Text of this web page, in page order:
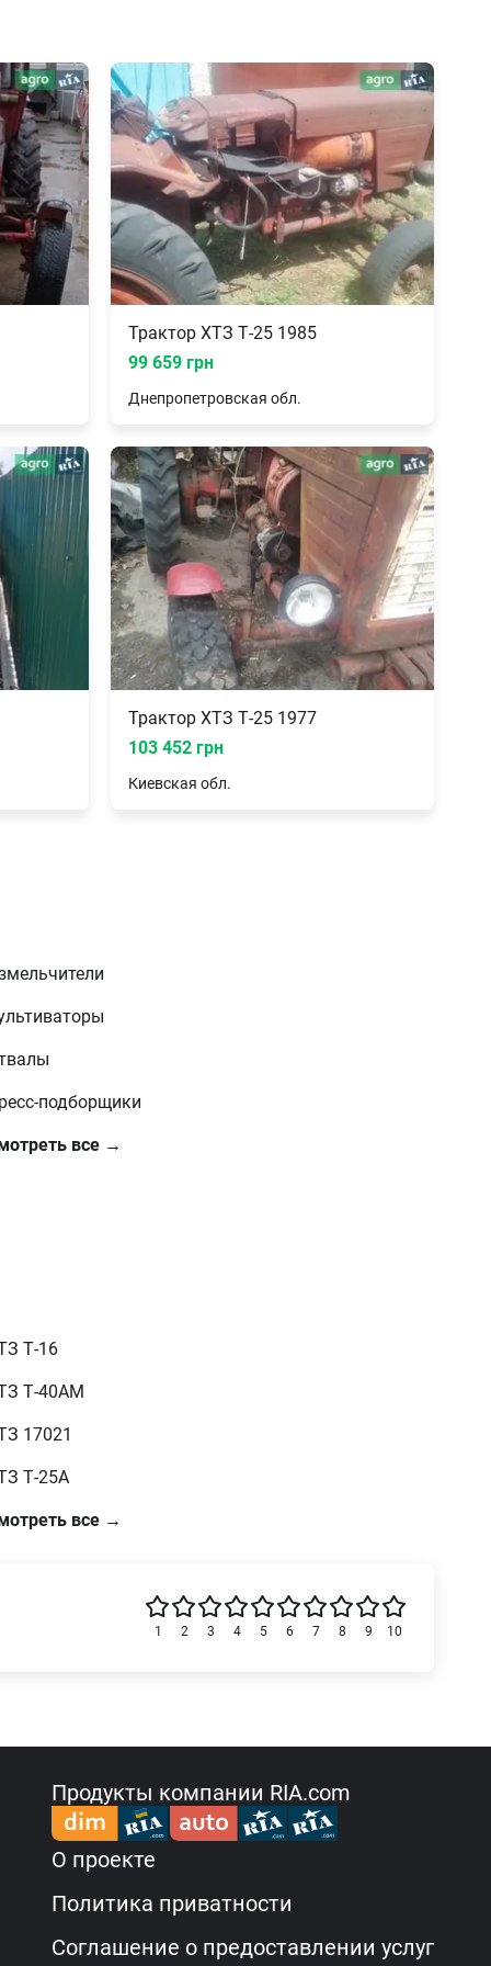
Трактор ХТЗ Т-25 1985
99 659 грн
Днепропетровская обл.
Трактор ХТЗ Т-25 1977
103 452 грн
Киевская обл.
подборщики
все →
Т-16
Т-40АМ
17021
Т-25А
все →
10
9
8
7
6
5
4
3
2
1
Продукты компании RIA.com
О проекте
Политика приватности
Соглашение о предоставлении услуг